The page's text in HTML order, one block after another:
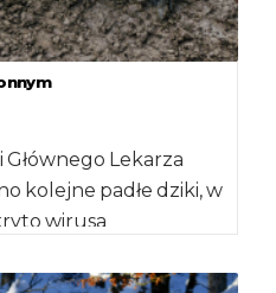
Lekarza
kolejne padłe dziki, w
wirusa